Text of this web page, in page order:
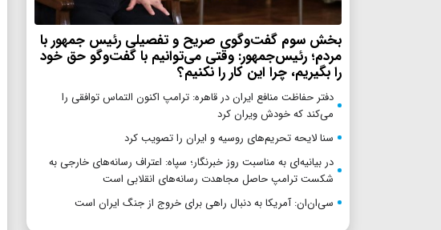
بخش سوم گفت‌وگوی صریح و تفصیلی رئیس جمهور با
مردم؛ رئیس‌جمهور: وقتی می‌توانیم با گفت‌وگو حق خود
را بگیریم، چرا این کار را نکنیم؟
دفتر حفاظت منافع ایران در قاهره: ترامپ اکنون التماس توافقی را
می‌کند که خودش ویران کرد
سنا لایحه تحریم‌های روسیه و ایران را تصویب کرد
در بیانیه‌ای به مناسبت روز خبرنگار؛ سپاه: اعتراف رسانه‌های خارجی به
شکست ترامپ حاصل مجاهدت رسانه‌های انقلابی است
سی‌ان‌ان: آمریکا به دنبال راهی برای خروج از جنگ ایران است